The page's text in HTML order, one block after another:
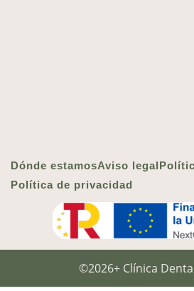
Dónde estamosAviso legal
Política de privacidad
©2026+ Clínica